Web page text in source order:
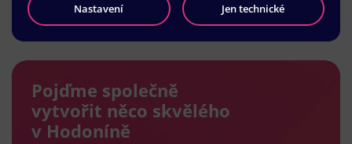
Načíst další
Pojďme společně
vytvořit něco skvělého
v Hodoníně
Nastavení Jen technické